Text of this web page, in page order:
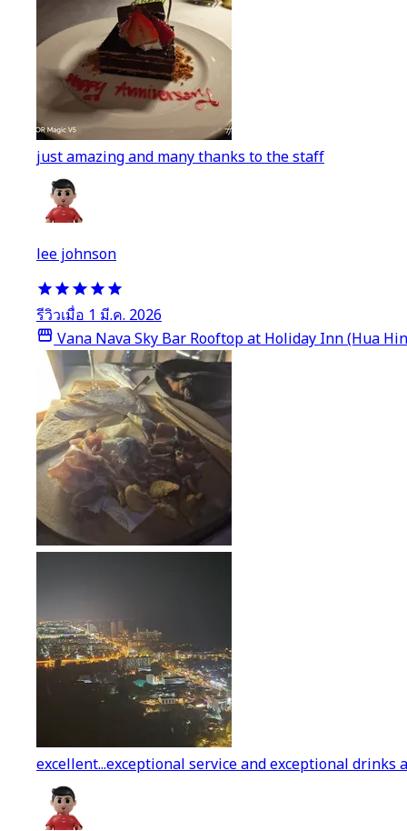
just amazing and many thanks to the staff
lee johnson
รีวิวเมื่อ 1 มี.ค. 2026
Vana Nava Sky Bar Rooftop at Holiday Inn (Hua
excellent...exceptional service and exceptional